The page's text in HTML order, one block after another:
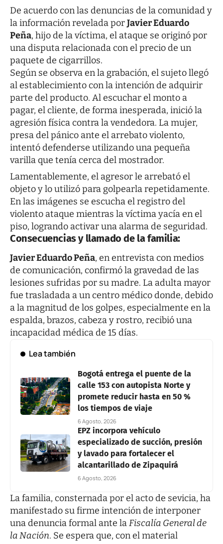
De acuerdo con las denuncias de la comunidad y
la información revelada porJavier Eduardo
Peña, hijo de la víctima, el ataque se originó por
una disputa relacionada con el precio de un
paquete de cigarrillos.
Según se observa en la grabación, el sujeto llegó
al establecimiento con la intención de adquirir
parte del producto. Al escuchar el monto a
pagar, el cliente, de forma inesperada, inició la
agresión física contra la vendedora. La mujer,
presa del pánico ante el arrebato violento,
intentó defenderse utilizando una pequeña
varilla que tenía cerca del mostrador.
Lamentablemente, el agresor le arrebató el
objeto y lo utilizó para golpearla repetidamente.
En las imágenes se escucha el registro del
violento ataque mientras la víctima yacía en el
piso, logrando activar una alarma de seguridad.
Consecuencias y llamado de la familia:
Javier Eduardo Peña, en entrevista con medios
de comunicación, confirmó la gravedad de las
lesiones sufridas por su madre. La adulta mayor
fue trasladada a un centro médico donde, debido
a la magnitud de los golpes, especialmente en la
espalda, brazos, cabeza y rostro, recibió una
incapacidad médica de 15 días.
Lea también
Bogotá entrega el puente de la
calle 153 con autopista Norte y
promete reducir hasta en 50 %
los tiempos de viaje
6 Agosto, 2026
EPZ incorpora vehículo
especializado de succión, presión
y lavado para fortalecer el
alcantarillado de Zipaquirá
6 Agosto, 2026
La familia, consternada por el acto de sevicia, ha
manifestado su firme intención de interponer
una denuncia formal ante laFiscalía General de
la Nación. Se espera que, con el material